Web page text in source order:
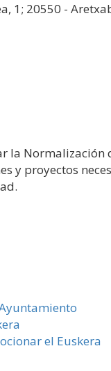
1; 20550 -
la
y proyectos
el Euskera